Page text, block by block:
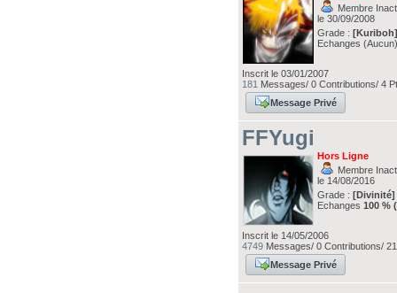
Membre
le 30/09/2008
Grade :
Echanges
Inscrit le 03/01/2007
181 Messages/ 0 Contributions/ 4
Message Privé
FFYugi
Hors Ligne
Membre
le 14/08/2016
Grade :[Divinité]
Echanges100 % (
Inscrit le 14/05/2006
4749 Messages/ 0 Contributions/
Message Privé